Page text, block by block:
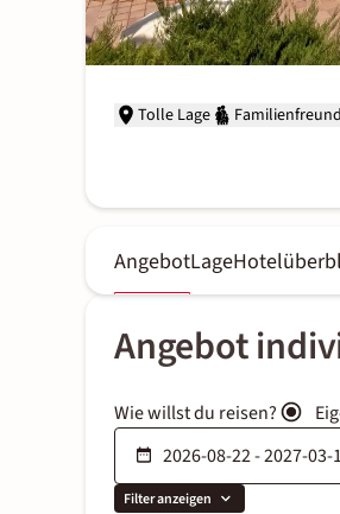
Tolle Lage
AngebotLage
Angebot
Wie willst du reisen?
Filter anzeigen